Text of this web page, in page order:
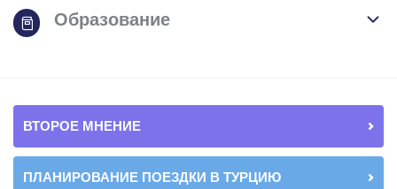
Образование
ВТОРОЕ МНЕНИЕ
ПЛАНИРОВАНИЕ ПОЕЗДКИ В ТУРЦИЮ